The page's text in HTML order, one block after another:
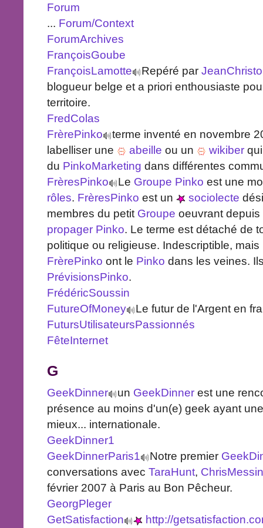
Forum
... Forum/Context
ForumArchives
FrançoisGoube
FrançoisLamotte
Repéré par
blogueur belge et a priori enthousiaste
territoire.
FredColas
FrèrePinko
terme inventé en novembre
labelliser une
abeille ou un wikiber
du PinkoMarketing dans différentes
FrèresPinko
Le Groupe Pinko est une
rôles. FrèresPinko est un sociolecte
membres du petit Groupe oeuvrant
propager Pinko. Le terme est détaché de
politique ou religieuse. Indescriptible,
FrèrePinko ont le Pinko dans les veines.
PrévisionsPinko.
FrédéricSoussin
FutureOfMoney
Le futur de l'Argent en
FutursUtilisateursPassionnés
FêteInternet
G
GeekDinner un GeekDinner est une
présence au moins d'un(e) geek ayant
mieux... internationale.
GeekDinner1
GeekDinnerParis1
Notre premier
conversations avec TaraHunt,
février 2007 à Paris au Bon Pêcheur.
GeorgPleger
GetSatisfaction
http://